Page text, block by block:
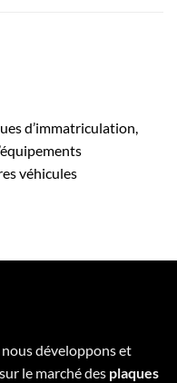
d’immatriculation,
véhicules
développons et
le marché des plaques